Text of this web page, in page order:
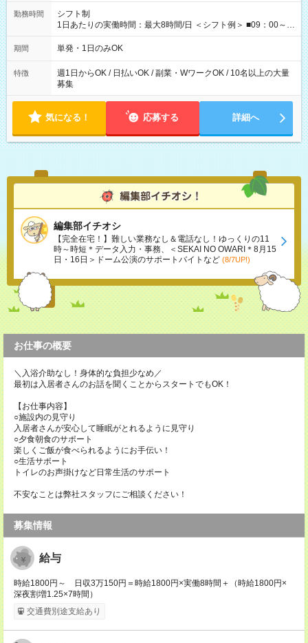
【試用期間】試用期間なし
勤務時間
シフト制
1日あたりの実働時間：最大8時間/日 ＜シフト例＞ ■09：00～
18：00 ■20：00～翌5：00 など！ 上記時間内で、 実働8時
間・休憩1時間／日
期間 単発・1日のみOK
特徴
週1日からOK / 日払いOK / 副業・WワークOK / 10名以上の大量
募集
気になる！ 応募する 詳細へ
編集部イチオシ
【完全在宅！】難しい業務なし＆電話なし！ゆっくりの11
時～時短＊データ入力・事務、＜SEKAI NO OWARI＊8月15
日・16日＞ドーム公演のサポートバイトなど (8/7UP!)
お仕事の概要
＼入浴介助なし！身体的な負担少なめ／
最初は入居者さんのお話を聞くことからスタートでもOK！
【お仕事内容】
○施設内の見守り
入居者さんが安心して睡眠がとれるように見守り
○夕食朝食のサポート
楽しくご飯が食べられるようにお手伝い！
○生活サポート
トイレのお声掛けなど日常生活のサポート
不安なことは弊社スタッフにご相談ください！
募集情報
給与
時給1800円～ 日収3万150円＝時給1800円×実働8時間＋（時給1800円×
深夜割増1.25×7時間）
交通費別途支給あり